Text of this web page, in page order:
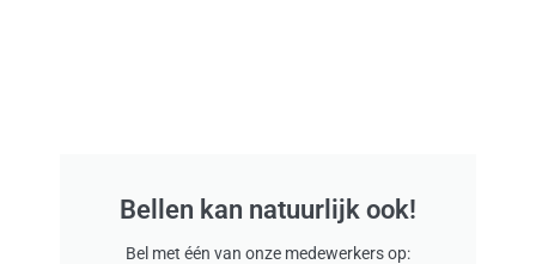
Bellen kan natuurlijk ook!
Bel met één van onze medewerkers op: